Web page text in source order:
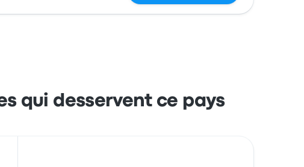
qui desservent ce pays